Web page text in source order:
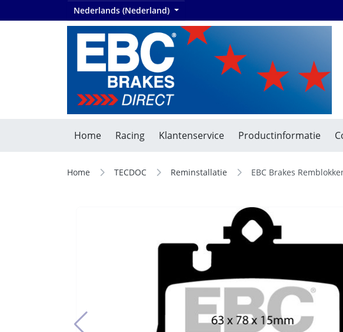
Nederlands (Nederland)
Home Racing Klantenservice Productinformatie
Home TECDOC Reminstallatie EBC Brakes